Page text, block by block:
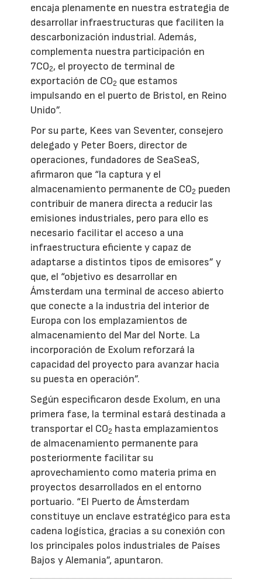
encaja plenamente en nuestra estrategia de
desarrollar infraestructuras que faciliten la
descarbonización industrial. Además,
complementa nuestra participación en
7CO2, el proyecto de terminal de
exportación de CO2 que estamos
impulsando en el puerto de Bristol, en Reino
Unido”.
Por su parte, Kees van Seventer, consejero
delegado y Peter Boers, director de
operaciones, fundadores de SeaSeaS,
afirmaron que “la captura y el
almacenamiento permanente de CO2 pueden
contribuir de manera directa a reducir las
emisiones industriales, pero para ello es
necesario facilitar el acceso a una
infraestructura eficiente y capaz de
adaptarse a distintos tipos de emisores” y
que, el “objetivo es desarrollar en
Ámsterdam una terminal de acceso abierto
que conecte a la industria del interior de
Europa con los emplazamientos de
almacenamiento del Mar del Norte. La
incorporación de Exolum reforzará la
capacidad del proyecto para avanzar hacia
su puesta en operación”.
Según especificaron desde Exolum, en una
primera fase, la terminal estará destinada a
transportar el CO2 hasta emplazamientos
de almacenamiento permanente para
posteriormente facilitar su
aprovechamiento como materia prima en
proyectos desarrollados en el entorno
portuario. “El Puerto de Ámsterdam
constituye un enclave estratégico para esta
cadena logística, gracias a su conexión con
los principales polos industriales de Países
Bajos y Alemania”, apuntaron.